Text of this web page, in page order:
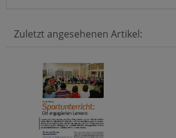
Zuletzt angesehenen Artikel: